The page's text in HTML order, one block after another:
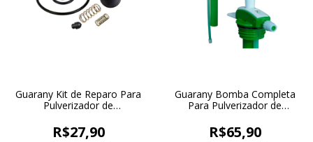
Guarany Kit de Reparo Para
Pulverizador de
peças
R$27,90
Guarany Bomba Completa
Para Pulverizador de
R$65,90